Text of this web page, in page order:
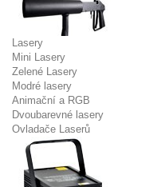
Lasery
Mini Lasery
Zelené Lasery
Modré lasery
Animační a RGB
Dvoubarevné lasery
Ovladače Laserů